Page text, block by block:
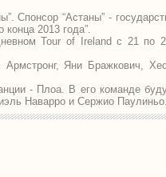
Спонсор “Астаны” -
2013 года”.
Tour of Ireland с 21 по
Яни Бражкович,
- Плоа. В его команде
Наварро и Сержио Паулиньо.